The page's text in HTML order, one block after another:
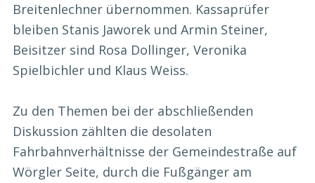
Breitenlechner übernommen. Kassaprüfer
bleiben Stanis Jaworek und Armin Steiner,
Beisitzer sind Rosa Dollinger, Veronika
Spielbichler und Klaus Weiss.
Zu den Themen bei der abschließenden
Diskussion zählten die desolaten
Fahrbahnverhältnisse der Gemeindestraße auf
Wörgler Seite, durch die Fußgänger am